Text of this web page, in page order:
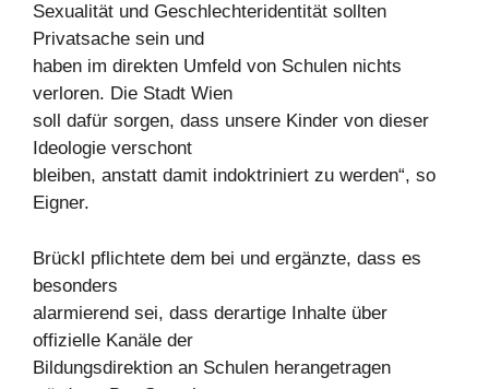
Sexualität und Geschlechteridentität sollten
Privatsache sein und
haben im direkten Umfeld von Schulen nichts
verloren. Die Stadt Wien
soll dafür sorgen, dass unsere Kinder von dieser
Ideologie verschont
bleiben, anstatt damit indoktriniert zu werden“, so
Eigner.
Brückl pflichtete dem bei und ergänzte, dass es
besonders
alarmierend sei, dass derartige Inhalte über
offizielle Kanäle der
Bildungsdirektion an Schulen herangetragen